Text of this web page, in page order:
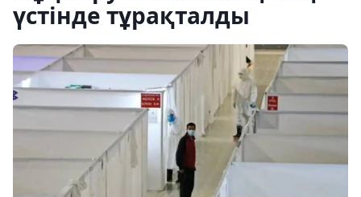
үстінде тұрақталды